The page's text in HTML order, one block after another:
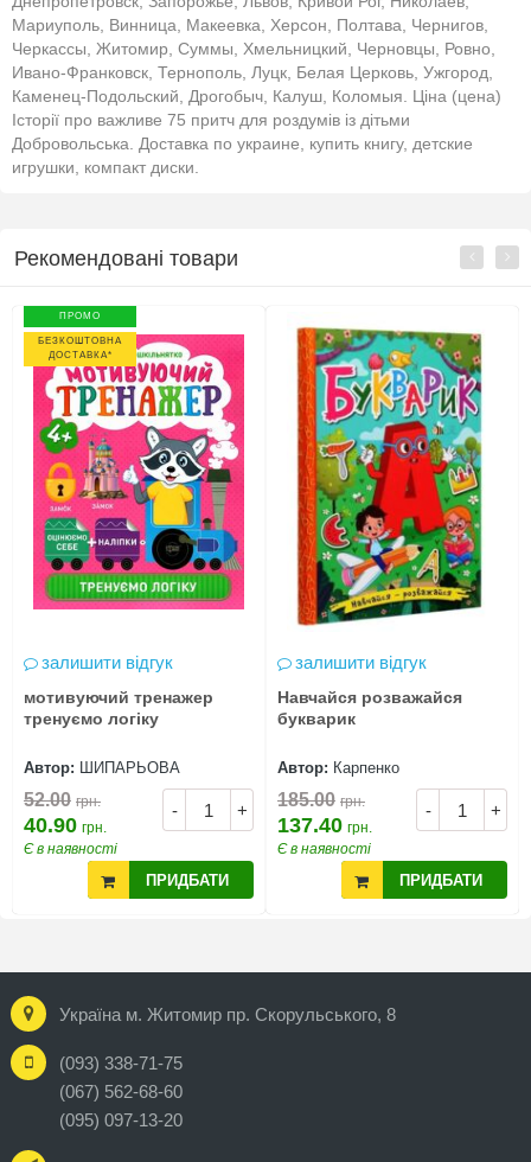
Мариуполь, Винница, Макеевка, Херсон, Полтава, Чернигов,
Черкассы, Житомир, Суммы, Хмельницкий, Черновцы, Ровно,
Ивано-Франковск, Тернополь, Луцк, Белая Церковь, Ужгород,
Каменец-Подольский, Дрогобыч, Калуш, Коломыя. Ціна (цена)
Історії про важливе 75 притч для роздумів із дітьми
Добровольська. Доставка по украине, купить книгу, детские
игрушки, компакт диски.
Рекомендовані товари
ПРОМО
БЕЗКОШТОВНА
ДОСТАВКА*
залишити відгук
мотивуючий тренажер
тренуємо логіку
Автор: ШИПАРЬОВА
- +
52.00 грн.
40.90 грн.
Є в наявності
ПРИДБАТИ
залишити відгук
Навчайся розважайся
букварик
Автор: Карпенко
- +
185.00 грн.
137.40 грн.
Є в наявності
ПРИДБАТИ
Україна м. Житомир пр. Скорульського, 8
(093) 338-71-75
(067) 562-68-60
(095) 097-13-20